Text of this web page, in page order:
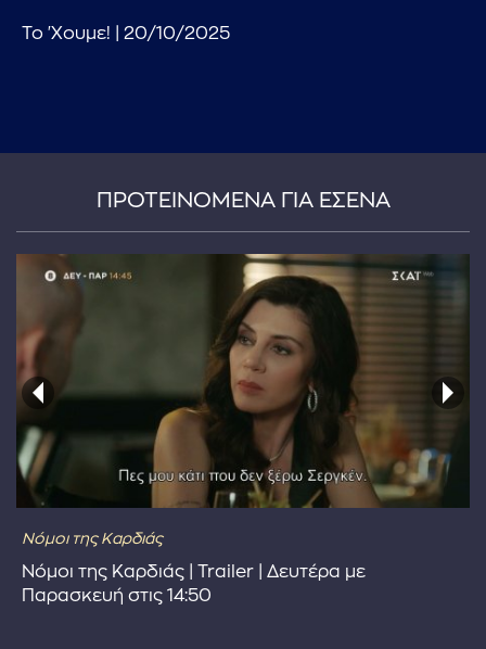
Το 'Χουμε! | 20/10/2025
ΠΡΟΤΕΙΝΟΜΕΝΑ ΓΙΑ ΕΣΕΝΑ
Νόμοι της Καρδιάς
Νόμοι της Καρδιάς | Trailer | Δευτέρα με
Παρασκευή στις 14:50